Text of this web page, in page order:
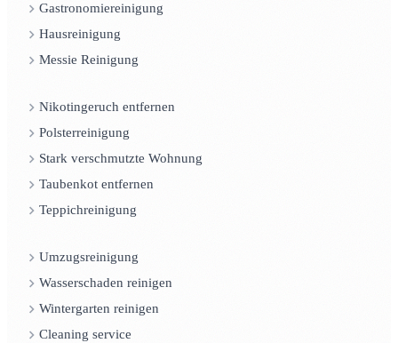
Gastronomiereinigung
Hausreinigung
Messie Reinigung
Nikotingeruch entfernen
Polsterreinigung
Stark verschmutzte Wohnung
Taubenkot entfernen
Teppichreinigung
Umzugsreinigung
Wasserschaden reinigen
Wintergarten reinigen
Cleaning service